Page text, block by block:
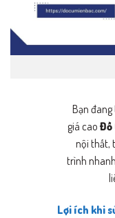
Bạn
giá cao Đồ
nội thất,
trình
Lợi ích khi